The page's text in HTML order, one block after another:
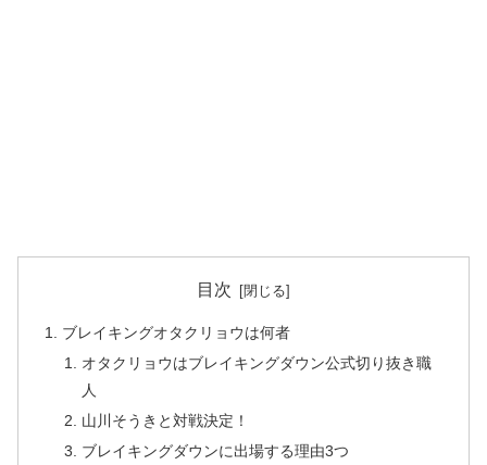
目次
ブレイキングオタクリョウは何者
オタクリョウはブレイキングダウン公式切り抜き職
人
山川そうきと対戦決定！
ブレイキングダウンに出場する理由3つ